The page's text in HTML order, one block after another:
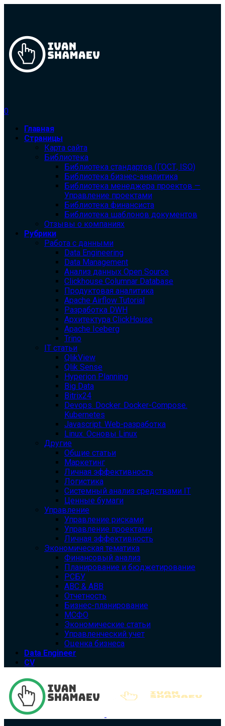
0
Главная
Страницы
Карта сайта
Библиотека
Библиотека cтандартов (ГОСТ, ISO)
Библиотека бизнес-аналитика
Библиотека менеджера проектов —
Управление проектами
Библиотека финансиста
Библиотека шаблонов документов
Отзывы о компаниях
Рубрики
Работа с данными
Data Engineering
Data Management
Анализ данных Open Source
Clickhouse Columnar Database
Продуктовая аналитика
Apache Airflow Tutorial
Разработка DWH
Архитектура ClickHouse
Apache Iceberg
Trino
IT статьи
QlikView
Qlik Sense
Hyperion Planning
Big Data
Bitrix24
Devops. Docker. Docker-Compose.
Kubernetes
Javascript. Web-разработка
Linux. Основы Linux
Другие
Общие статьи
Маркетинг
Личная эффективность
Логистика
Системный анализ средствами IT
Ценные бумаги
Управление
Управление рисками
Управление проектами
Личная эффективность
Экономическая тематика
Финансовый анализ
Планирование и бюджетирование
РСБУ
ABC & ABB
Отчетность
Бизнес-планирование
МСФО
Экономические статьи
Управленческий учет
Оценка бизнеса
Data Engineer
CV